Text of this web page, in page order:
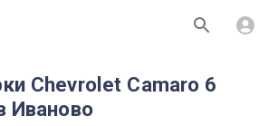
Chevrolet Camaro 6
Иваново